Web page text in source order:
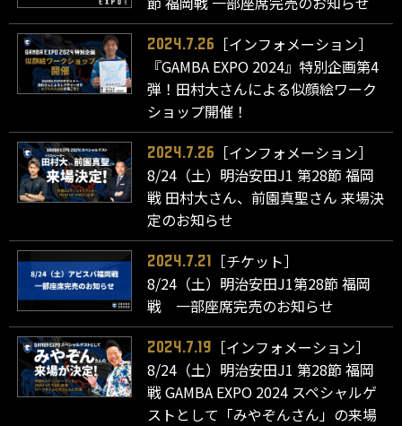
2024.7.26
［インフォメーション］
『GAMBA EXPO 2024』特別企画第4
弾！田村大さんによる似顔絵ワーク
ショップ開催！
2024.7.26
［インフォメーション］
8/24（土）明治安田J1 第28節 福岡
戦 田村大さん、前園真聖さん 来場決
定のお知らせ
2024.7.21
［チケット］
8/24（土）明治安田J1第28節 福岡
戦 一部座席完売のお知らせ
2024.7.19
［インフォメーション］
8/24（土）明治安田J1 第28節 福岡
戦 GAMBA EXPO 2024 スペシャルゲ
ストとして「みやぞんさん」の来場